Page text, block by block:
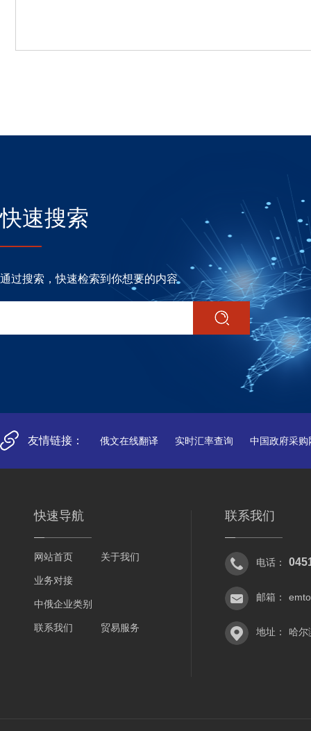
快速搜索
通过搜索，快速检索到你想要的内容
友情链接： 俄文在线翻译 实时汇率查询 中国政府采购
快速导航
网站首页 关于我们
业务对接
中俄企业类别
联系我们 贸易服务
联系我们
电话：
邮箱：
地址： 哈尔